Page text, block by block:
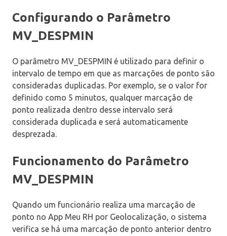
Configurando o Parâmetro
MV_DESPMIN
O parâmetro MV_DESPMIN é utilizado para definir o
intervalo de tempo em que as marcações de ponto são
consideradas duplicadas. Por exemplo, se o valor for
definido como 5 minutos, qualquer marcação de
ponto realizada dentro desse intervalo será
considerada duplicada e será automaticamente
desprezada.
Funcionamento do Parâmetro
MV_DESPMIN
Quando um funcionário realiza uma marcação de
ponto no App Meu RH por Geolocalização, o sistema
verifica se há uma marcação de ponto anterior dentro